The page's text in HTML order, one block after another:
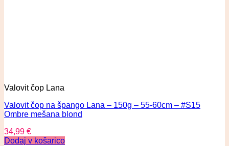
Valovit čop Lana
Valovit čop na špango Lana – 150g – 55-60cm – #S15
Ombre mešana blond
34,99 €
Dodaj v košarico